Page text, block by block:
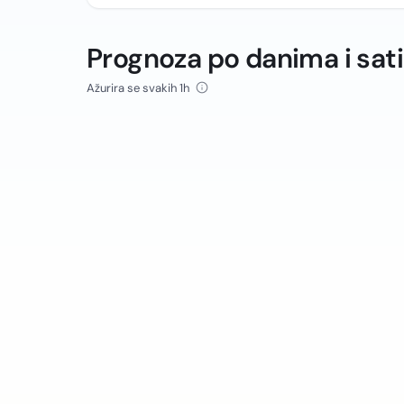
Prognoza po danima i
Ažurira se svakih 1h